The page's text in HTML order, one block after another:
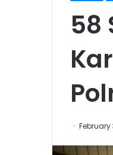
58
February